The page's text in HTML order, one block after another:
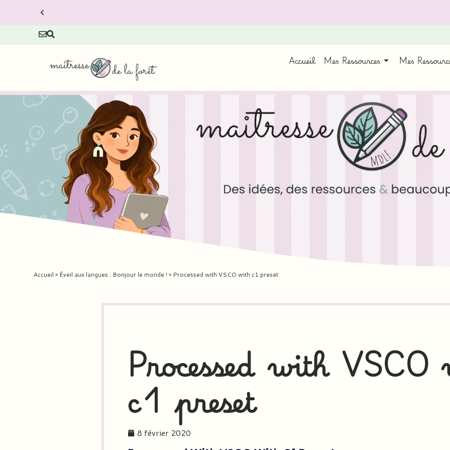
Accueil Mes Ressources Mes
Accueil » Éveil aux langues : Bonjour le monde ! » Processed with VSCO with c1 preset
Processed with
c1 preset
8 février 2020